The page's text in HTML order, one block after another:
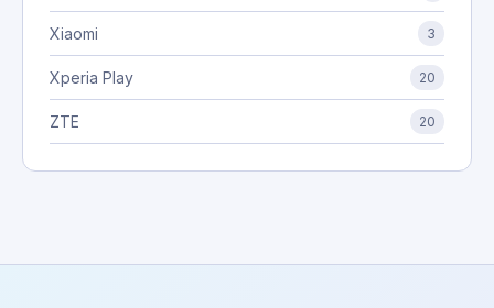
Xiaomi 3
Xperia Play 20
ZTE 20